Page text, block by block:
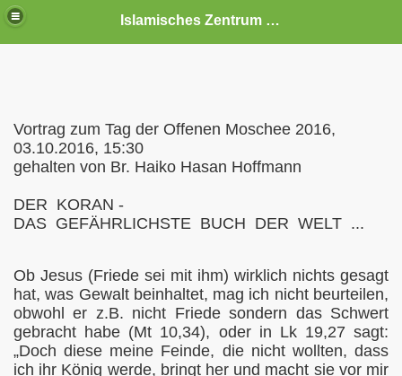
Islamisches Zentrum Schwerin e.V.
Vortrag zum Tag der Offenen Moschee 2016,
03.10.2016, 15:30
gehalten von Br. Haiko Hasan Hoffmann
DER KORAN -
DAS GEFÄHRLICHSTE BUCH DER WELT ...
Ob Jesus (Friede sei mit ihm) wirklich nichts gesagt
hat, was Gewalt beinhaltet, mag ich nicht beurteilen,
obwohl er z.B. nicht Friede sondern das Schwert
gebracht habe (Mt 10,34), oder in Lk 19,27 sagt:
„Doch diese meine Feinde, die nicht wollten, dass
ich ihr König werde, bringt her und macht sie vor mir